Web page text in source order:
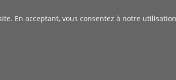
En acceptant, vous consentez à notre